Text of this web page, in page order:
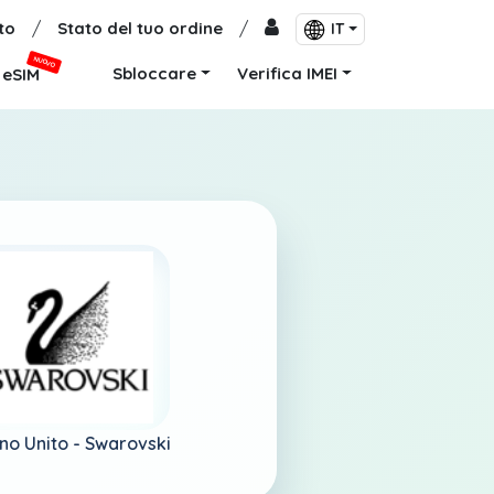
/ Stato del tuo ordine / IT
eSIM
NUOVO
Sbloccare Verifica IMEI
Unito - Swarovski